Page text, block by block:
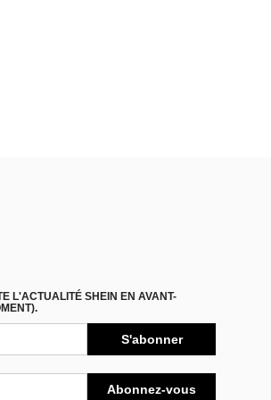
L'ACTUALITÉ SHEIN EN AVANT-
S'abonner
Abonnez-vous